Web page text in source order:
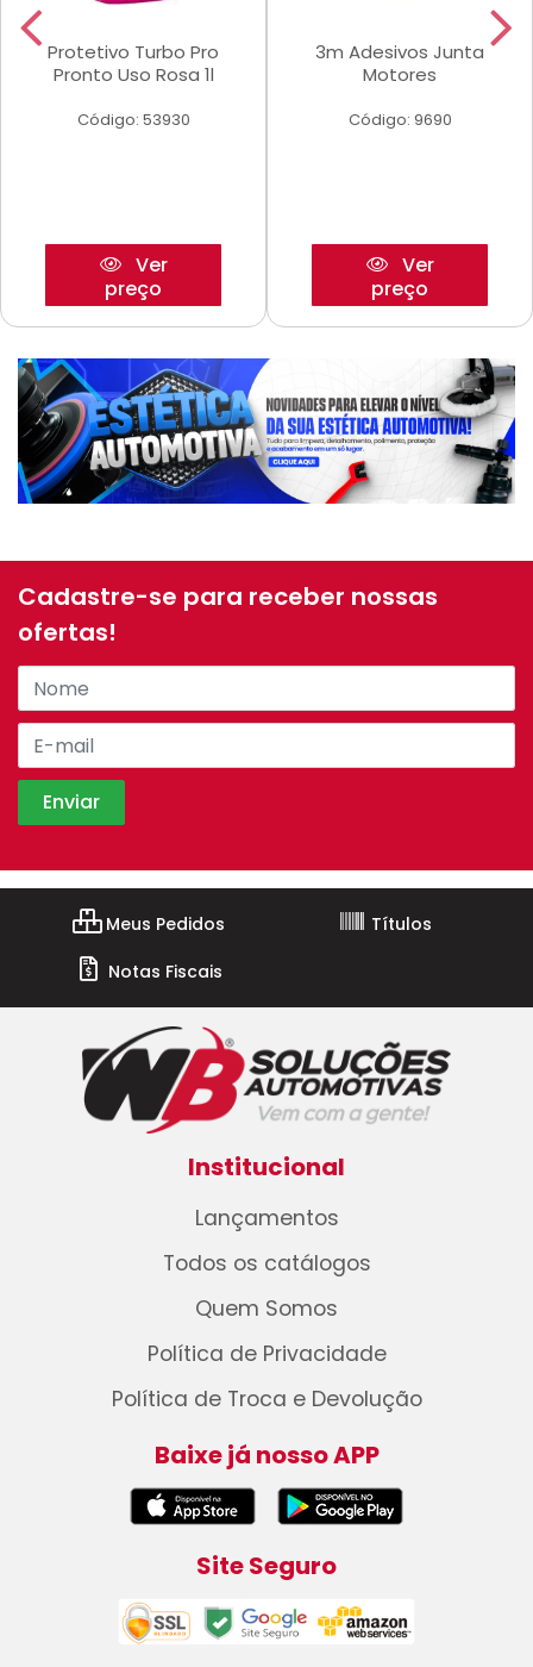
Protetivo Turbo Pro
Pronto Uso Rosa 1l
Código: 53930
Ver
preço
3m Adesivos Junta
Motores
Código: 9690
Ver
preço
Cadastre-se para receber nossas
ofertas!
Meus Pedidos
Títulos
Notas Fiscais
Institucional
Lançamentos
Todos os catálogos
Quem Somos
Política de Privacidade
Política de Troca e Devolução
Baixe já nosso APP
Site Seguro